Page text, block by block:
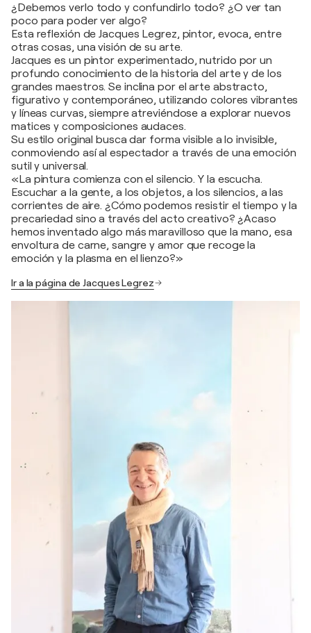
¿Debemos verlo todo y confundirlo todo? ¿O ver tan
poco para poder ver algo?
Esta reflexión de Jacques Legrez, pintor, evoca, entre
otras cosas, una visión de su arte.
Jacques es un pintor experimentado, nutrido por un
profundo conocimiento de la historia del arte y de los
grandes maestros. Se inclina por el arte abstracto,
figurativo y contemporáneo, utilizando colores vibrantes
y líneas curvas, siempre atreviéndose a explorar nuevos
matices y composiciones audaces.
Su estilo original busca dar forma visible a lo invisible,
conmoviendo así al espectador a través de una emoción
sutil y universal.
«La pintura comienza con el silencio. Y la escucha.
Escuchar a la gente, a los objetos, a los silencios, a las
corrientes de aire. ¿Cómo podemos resistir el tiempo y la
precariedad sino a través del acto creativo? ¿Acaso
hemos inventado algo más maravilloso que la mano, esa
envoltura de carne, sangre y amor que recoge la
emoción y la plasma en el lienzo?»
Ir a la página de Jacques Legrez